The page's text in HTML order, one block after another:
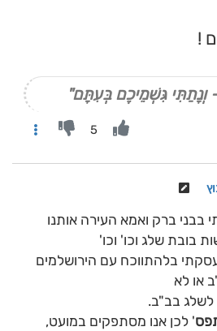
!
וְנָתַתִּי גִּשְׁמֵיכֶם בְּעִתָּם"
5
בבני ברק ואמא העירה אותנו
בלהתווכח עם הירושלמים
או לא
לשלג בב"ב.
' לכן אנו מסתפקים במועט,